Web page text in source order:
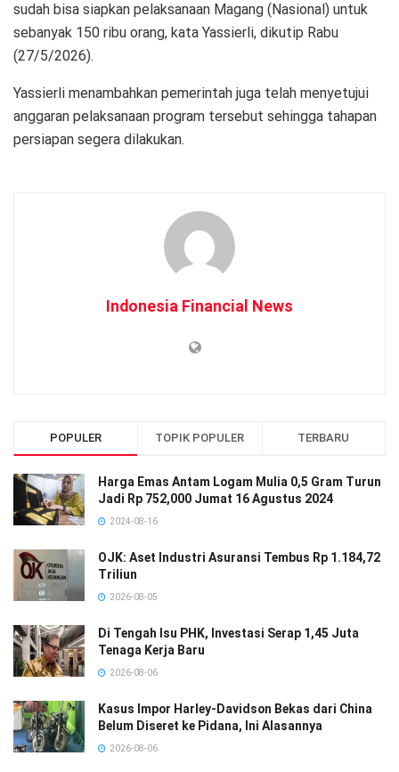
sudah bisa siapkan pelaksanaan Magang (Nasional) untuk
sebanyak 150 ribu orang, kata Yassierli, dikutip Rabu
(27/5/2026).
Yassierli menambahkan pemerintah juga telah menyetujui
anggaran pelaksanaan program tersebut sehingga tahapan
persiapan segera dilakukan.
Indonesia Financial News
POPULER TOPIK POPULER TERBARU
Harga Emas Antam Logam Mulia 0,5 Gram Turun
Jadi Rp 752,000 Jumat 16 Agustus 2024
2024-08-16
OJK: Aset Industri Asuransi Tembus Rp 1.184,72
Triliun
2026-08-05
Di Tengah Isu PHK, Investasi Serap 1,45 Juta
Tenaga Kerja Baru
2026-08-06
Kasus Impor Harley-Davidson Bekas dari China
Belum Diseret ke Pidana, Ini Alasannya
2026-08-06